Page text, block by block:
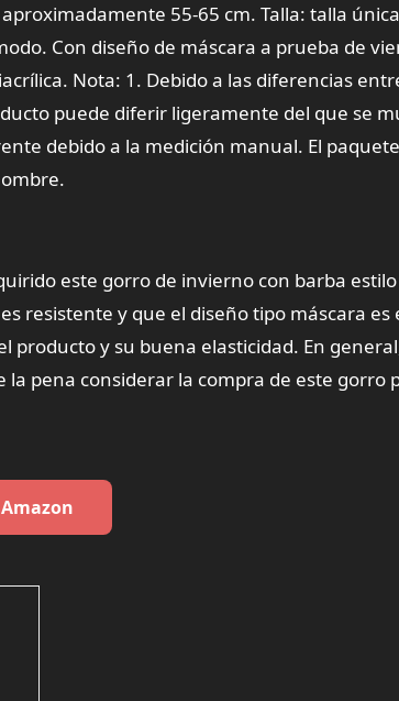
55-65 cm. Talla: talla
Con diseño de máscara a prueba de
Nota: 1. Debido a las diferencias
puede diferir ligeramente del que se
debido a la medición manual. El paquete
este gorro de invierno con barba
resistente y que el diseño tipo máscara es
producto y su buena elasticidad. En
pena considerar la compra de este gorro